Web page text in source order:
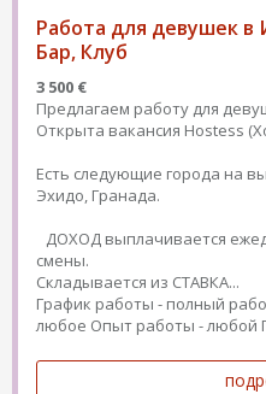
Работа для девушек в
Бар, Клуб
3 500 €
Предлагаем работу для
Открыта вакансия Hostess
Есть следующие города на
Эхидо, Гранада.
ДОХОД выплачивается
смены.
Складывается из СТАВКА...
График работы - полный
любое Опыт работы - любой